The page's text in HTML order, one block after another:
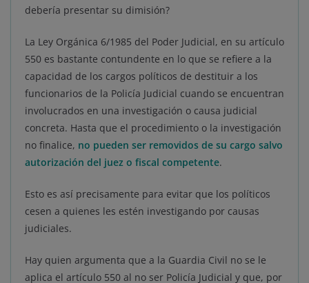
debería presentar su dimisión?
La Ley Orgánica 6/1985 del Poder Judicial, en su artículo
550 es bastante contundente en lo que se refiere a la
capacidad de los cargos políticos de destituir a los
funcionarios de la Policía Judicial cuando se encuentran
involucrados en una investigación o causa judicial
concreta. Hasta que el procedimiento o la investigación
no finalice, no pueden ser removidos de su cargo salvo
autorización del juez o fiscal competente.
Esto es así precisamente para evitar que los políticos
cesen a quienes les estén investigando por causas
judiciales.
Hay quien argumenta que a la Guardia Civil no se le
aplica el artículo 550 al no ser Policía Judicial y que, por